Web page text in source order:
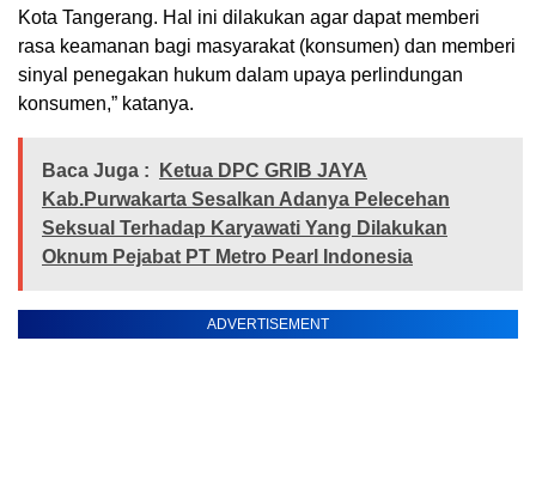
Kota Tangerang. Hal ini dilakukan agar dapat memberi
rasa keamanan bagi masyarakat (konsumen) dan memberi
sinyal penegakan hukum dalam upaya perlindungan
konsumen,” katanya.
Baca Juga :
Ketua DPC GRIB JAYA
Kab.Purwakarta Sesalkan Adanya Pelecehan
Seksual Terhadap Karyawati Yang Dilakukan
Oknum Pejabat PT Metro Pearl Indonesia
ADVERTISEMENT